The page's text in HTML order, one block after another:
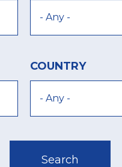
COUNTRY